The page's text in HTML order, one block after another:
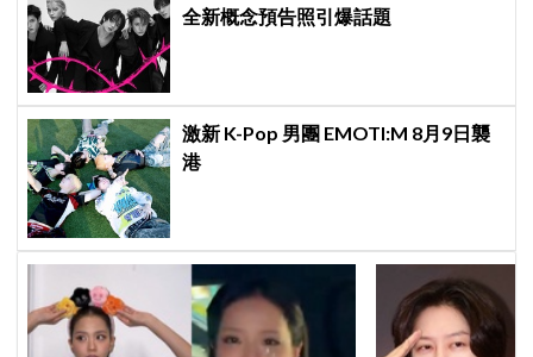
全新概念預告照引爆話題
激新 K-Pop 男團 EMOTI:M 8月9日襲
港